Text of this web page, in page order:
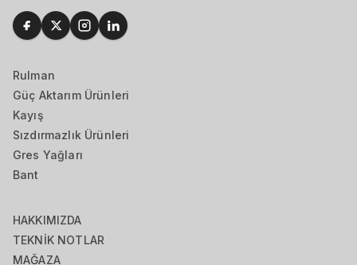
Rulman
Güç Aktarım Ürünleri
Kayış
Sızdırmazlık Ürünleri
Gres Yağları
Bant
HAKKIMIZDA
TEKNİK NOTLAR
MAĞAZA